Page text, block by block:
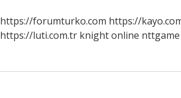
https://forumturko.com https://
https://luti.com.tr knight online nttgame